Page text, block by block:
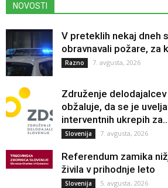
NOVOSTI
V preteklih nekaj dneh
obravnavali požare, za
Razno 7. avgusta, 2026
Združenje
obžaluje, da se je
interventnih ukrepih
Slovenija 7. avgusta, 2026
Referendum zamika
živila v prihodnje leto
Slovenija 5. avgusta, 2026